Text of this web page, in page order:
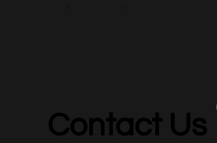
-
-
Contact Us